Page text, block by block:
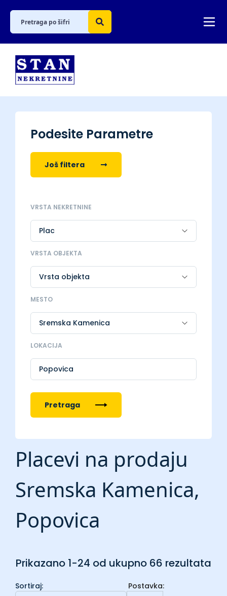
Podesite Parametre
Još filtera
VRSTA NEKRETNINE
VRSTA OBJEKTA
MESTO
LOKACIJA
Popovica
Pretraga
Placevi na prodaju
Sremska Kamenica,
Popovica
Prikazano 1-24 od ukupno 66 rezultata
Postavka:
Sortiraj: